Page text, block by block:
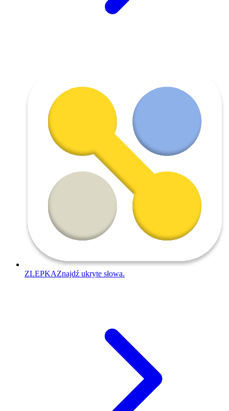
ZLEPKAZnajdź ukryte słowa.